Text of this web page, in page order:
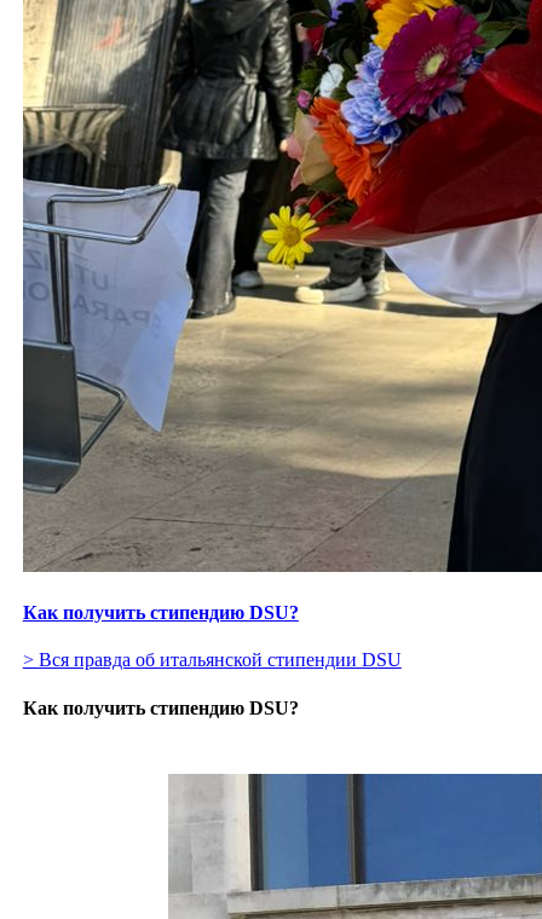
Как получить стипендию DSU?
> Вся правда об итальянской стипендии DSU
Как получить стипендию DSU?